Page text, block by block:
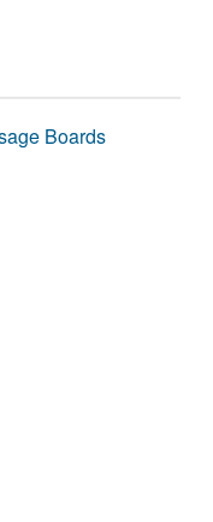
Boards